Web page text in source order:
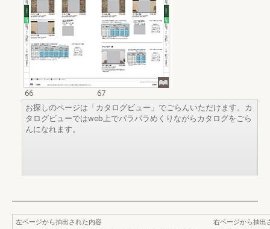
66
67
お探しのページは「カタログビュー」でごらんいただけます。カ
タログビューではweb上でパラパラめくりながらカタログをごら
んになれます。
左ページから抽出された内容
右ページから抽出